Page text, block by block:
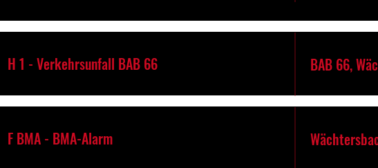
H 1 - Verkehrsunfall BAB 66 BAB 66,
F BMA - BMA-Alarm